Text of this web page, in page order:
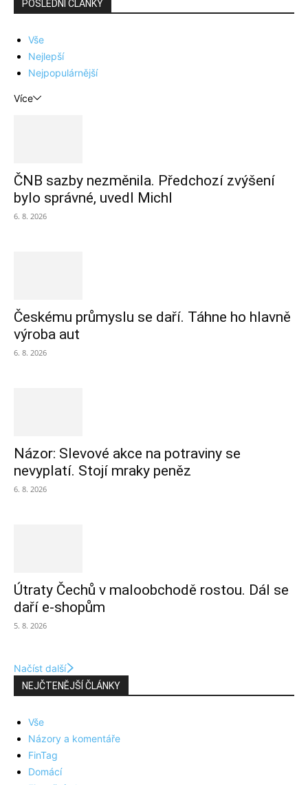
POSLEDNÍ ČLÁNKY
Vše
Nejlepší
Nejpopulárnější
Více
ČNB sazby nezměnila. Předchozí zvýšení
bylo správné, uvedl Michl
6. 8. 2026
Českému průmyslu se daří. Táhne ho hlavně
výroba aut
6. 8. 2026
Názor: Slevové akce na potraviny se
nevyplatí. Stojí mraky peněz
6. 8. 2026
Útraty Čechů v maloobchodě rostou. Dál se
daří e-shopům
5. 8. 2026
Načíst další
NEJČTENĚJŠÍ ČLÁNKY
Vše
Názory a komentáře
FinTag
Domácí